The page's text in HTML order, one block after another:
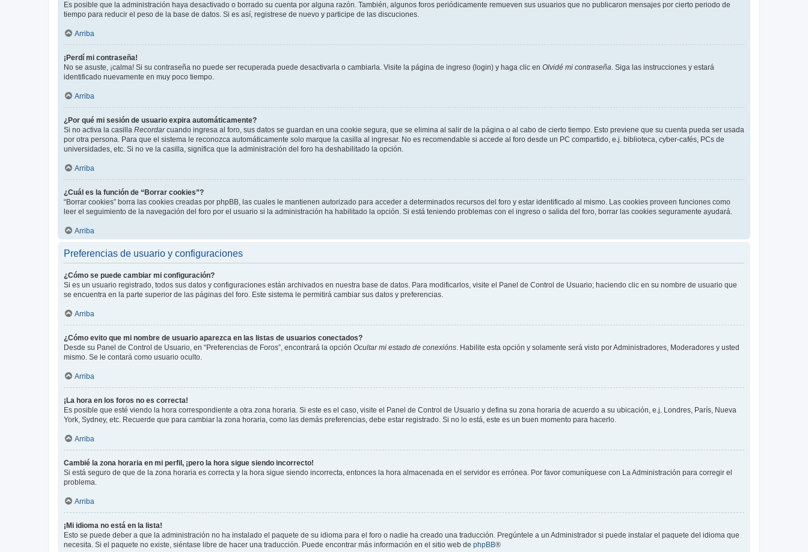
Es posible que la administración haya desactivado o borrado su cuenta por alguna razón. También, algunos foros periódicamente remueven sus usuarios que no publicaron mensajes por cierto periodo de
tiempo para reducir el peso de la base de datos. Si es así, registrese de nuevo y participe de las discuciones.
Arriba
¡Perdí mi contraseña!
No se asuste, ¡calma! Si su contraseña no puede ser recuperada puede desactivarla o cambiarla. Visite la página de ingreso (login) y haga clic en Olvidé mi contraseña. Siga las instrucciones y estará
identificado nuevamente en muy poco tiempo.
Arriba
¿Por qué mi sesión de usuario expira automáticamente?
Si no activa la casilla Recordarcuando ingresa al foro, sus datos se guardan en una cookie segura, que se elimina al salir de la página o al cabo de cierto tiempo. Esto previene que su cuenta pueda ser usada
por otra persona. Para que el sistema le reconozca automáticamente solo marque la casilla al ingresar. No es recomendable si accede al foro desde un PC compartido, e.j. biblioteca, cyber-cafés, PCs de
universidades, etc. Si no ve la casilla, significa que la administración del foro ha deshabilitado la opción.
Arriba
¿Cuál es la función de “Borrar cookies”?
“Borrar cookies” borra las cookies creadas por phpBB, las cuales le mantienen autorizado para acceder a determinados recursos del foro y estar identificado al mismo. Las cookies proveen funciones como
leer el seguimiento de la navegación del foro por el usuario si la administración ha habilitado la opción. Si está teniendo problemas con el ingreso o salida del foro, borrar las cookies seguramente ayudará.
Arriba
Preferencias de usuario y configuraciones
¿Cómo se puede cambiar mi configuración?
Si es un usuario registrado, todos sus datos y configuraciones están archivados en nuestra base de datos. Para modificarlos, visite el Panel de Control de Usuario; haciendo clic en su nombre de usuario que
se encuentra en la parte superior de las páginas del foro. Este sistema le permitirá cambiar sus datos y preferencias.
Arriba
¿Cómo evito que mi nombre de usuario aparezca en las listas de usuarios conectados?
Desde su Panel de Control de Usuario, en “Preferencias de Foros”, encontrará la opción Ocultar mi estado de conexións. Habilite esta opción y solamente será visto por Administradores, Moderadores y usted
mismo. Se le contará como usuario oculto.
Arriba
¡La hora en los foros no es correcta!
Es posible que esté viendo la hora correspondiente a otra zona horaria. Si este es el caso, visite el Panel de Control de Usuario y defina su zona horaria de acuerdo a su ubicación, e.j. Londres, París, Nueva
York, Sydney, etc. Recuerde que para cambiar la zona horaria, como las demás preferencias, debe estar registrado. Si no lo está, este es un buen momento para hacerlo.
Arriba
Cambié la zona horaria en mi perfil, ¡pero la hora sigue siendo incorrecto!
Si está seguro de que de la zona horaria es correcta y la hora sigue siendo incorrecta, entonces la hora almacenada en el servidor es errónea. Por favor comuníquese con La Administración para corregir el
problema.
Arriba
¡Mi idioma no está en la lista!
Esto se puede deber a que la administración no ha instalado el paquete de su idioma para el foro o nadie ha creado una traducción. Pregúntele a un Administrador si puede instalar el paquete del idioma que
necesita. Si el paquete no existe, siéntase libre de hacer una traducción. Puede encontrar más información en el sitio web de phpBB®